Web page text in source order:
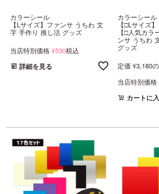
カラーシール
【Lサイズ】ファンサ うちわ 文
字 手作り 推し活 グッズ
当店特別価格 ¥530税込
詳細を見る
カラーシール
【□Lサイズ】
【□人気カラ
ンサ うちわ
グッズ
定価 ¥3,180
当店特別価格
カートに